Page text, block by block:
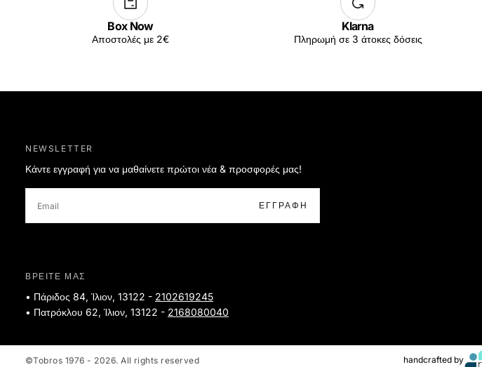
Box Now
Αποστολές με 2€
Klarna
Πληρωμή σε 3 άτοκες δόσεις
NEWSLETTER
Κάντε εγγραφή για να μαθαίνετε πρώτοι νέα & προσφορές μας!
ΕΓΓΡΑΦΉ
ΒΡΕΙΤΕ ΜΑΣ
• Πάριδος 84, Ίλιον, 13122 - 2102619245
• Πατρόκλου 62, Ίλιον, 13122 - 2168080040
©Tobros 1976 - 2026. All rights reserved handcrafted by